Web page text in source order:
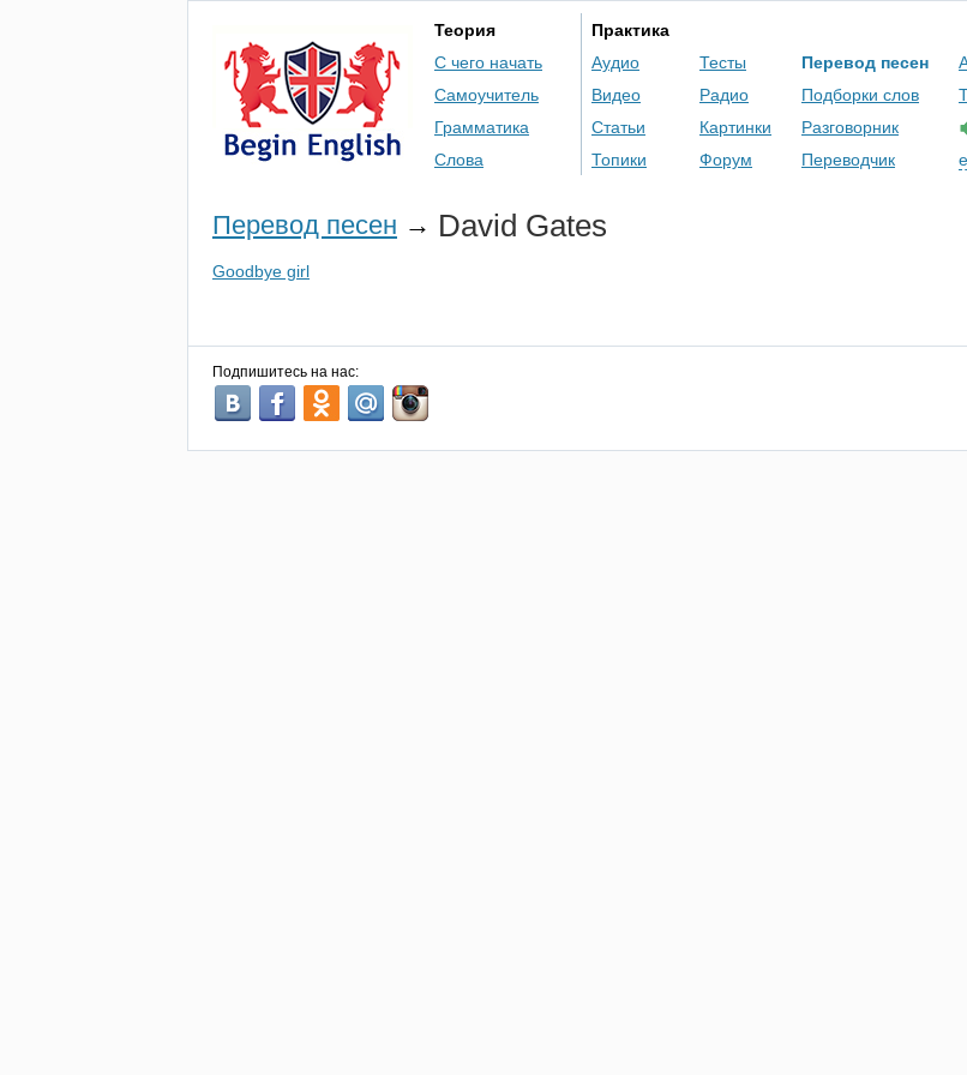
Теория
С чего начать
Самоучитель
Грамматика
Слова
Практика
Аудио
Видео
Статьи
Топики
Тесты
Радио
Картинки
Форум
Перевод песен
Подборки слов
Разговорник
Переводчик
Перевод песен → David Gates
Goodbye girl
Подпишитесь на нас: